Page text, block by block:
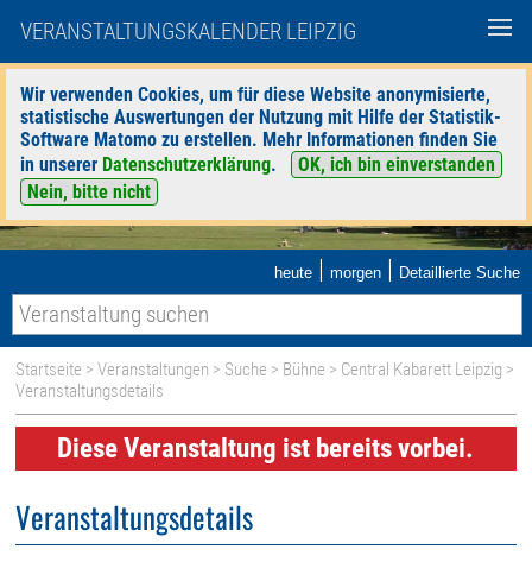
VERANSTALTUNGSKALENDER LEIPZIG
Wir verwenden Cookies, um für diese Website anonymisierte,
statistische Auswertungen der Nutzung mit Hilfe der Statistik-
Software Matomo zu erstellen. Mehr Informationen finden Sie
in unserer Datenschutzerklärung.
OK, ich bin einverstanden
Nein, bitte nicht
heute | morgen | Detaillierte Suche
Startseite >Veranstaltungen > Suche > Bühne > Central Kabarett Leipzig >
Veranstaltungsdetails
Diese Veranstaltung ist bereits vorbei.
Veranstaltungsdetails